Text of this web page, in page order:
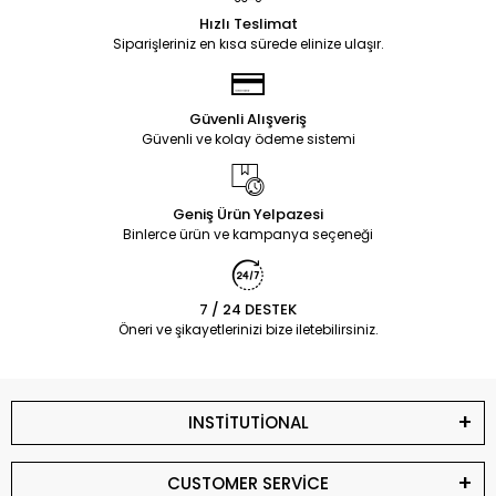
Hızlı Teslimat
Siparişleriniz en kısa sürede elinize ulaşır.
Güvenli Alışveriş
Güvenli ve kolay ödeme sistemi
Geniş Ürün Yelpazesi
Binlerce ürün ve kampanya seçeneği
7 / 24 DESTEK
Öneri ve şikayetlerinizi bize iletebilirsiniz.
INSTİTUTİONAL
CUSTOMER SERVİCE